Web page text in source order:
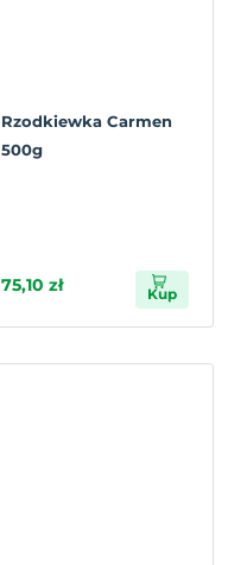
Rzodkiewka Carmen
500g
75,10 zł Kup